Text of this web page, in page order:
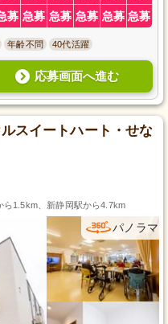
募 急募 急募 急募 急募 急募
年齢不問 40代活躍
応募画面へ進む
スイートハート・せな
ら1.5km、新静岡駅から4.7km
パノラマ